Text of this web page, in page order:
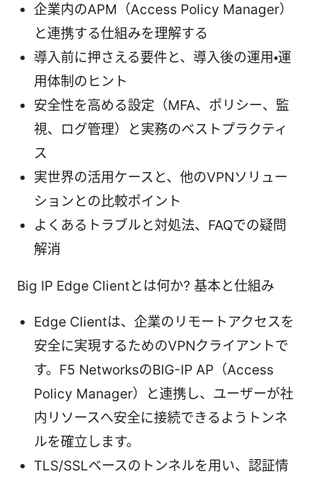
企業内のAPM（Access Policy Manager）
と連携する仕組みを理解する
導入前に押さえる要件と、導入後の運用・運
用体制のヒント
安全性を高める設定（MFA、ポリシー、監
視、ログ管理）と実務のベストプラクティ
ス
実世界の活用ケースと、他のVPNソリュー
ションとの比較ポイント
よくあるトラブルと対処法、FAQでの疑問
解消
Big IP Edge Clientとは何か? 基本と仕組み
Edge Clientは、企業のリモートアクセスを
安全に実現するためのVPNクライアントで
す。F5 NetworksのBIG-IP AP（Access
Policy Manager）と連携し、ユーザーが社
内リソースへ安全に接続できるようトンネ
ルを確立します。
TLS/SSLベースのトンネルを用い、認証情